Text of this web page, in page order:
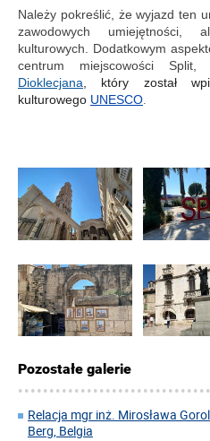
Należy pokreślić, że wyjazd ten
zawodowych
kulturowych. Dodatkowym
centrum miejscowości
Dioklecjana , który został
kulturowego UNESCO.
Pozostałe galerie
Relacja mgr inż. Mirosława
Berg, Belgia